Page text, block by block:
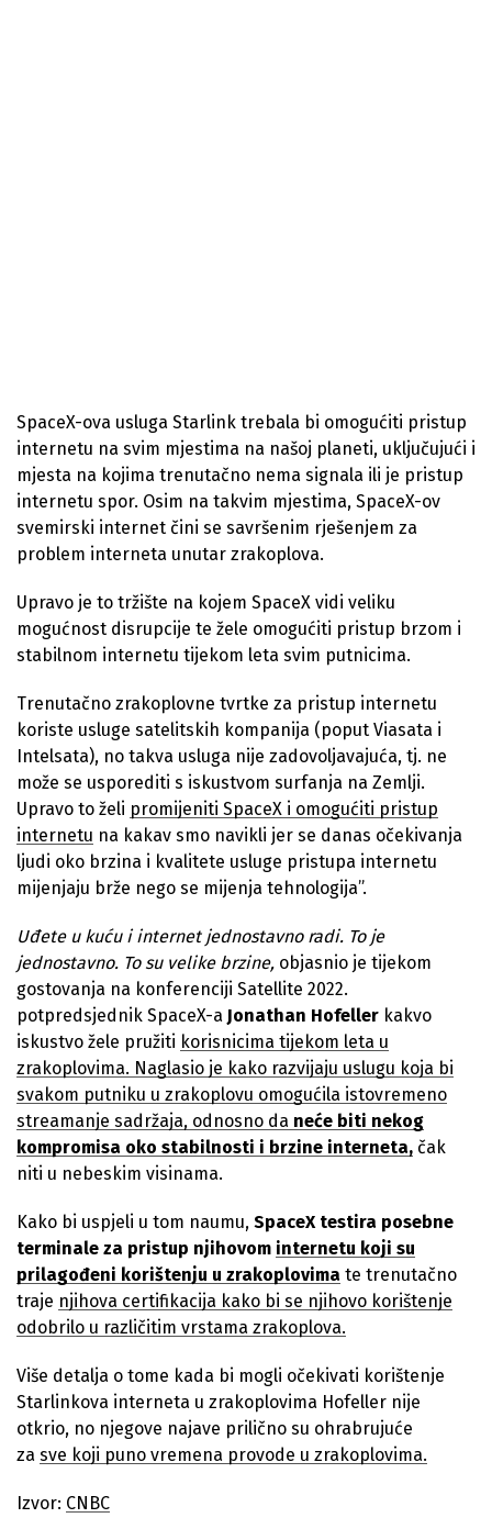
SpaceX-ova usluga Starlink trebala bi omogućiti pristup
internetu na svim mjestima na našoj planeti, uključujući i
mjesta na kojima trenutačno nema signala ili je pristup
internetu spor. Osim na takvim mjestima, SpaceX-ov
svemirski internet čini se savršenim rješenjem za
problem interneta unutar zrakoplova.
Upravo je to tržište na kojem SpaceX vidi veliku
mogućnost disrupcije te žele omogućiti pristup brzom i
stabilnom internetu tijekom leta svim putnicima.
Trenutačno zrakoplovne tvrtke za pristup internetu
koriste usluge satelitskih kompanija (poput Viasata i
Intelsata), no takva usluga nije zadovoljavajuća, tj. ne
može se usporediti s iskustvom surfanja na Zemlji.
Upravo to želi promijeniti SpaceX i omogućiti pristup
internetu na kakav smo navikli jer se danas očekivanja
ljudi oko brzina i kvalitete usluge pristupa internetu
mijenjaju brže nego se mijenja tehnologija”.
Uđete u kuću i internet jednostavno radi. To je
jednostavno. To su velike brzine, objasnio je tijekom
gostovanja na konferenciji Satellite 2022.
potpredsjednik SpaceX-a Jonathan Hofeller kakvo
iskustvo žele pružiti korisnicima tijekom leta u
zrakoplovima. Naglasio je kako razvijaju uslugu koja bi
svakom putniku u zrakoplovu omogućila istovremeno
streamanje sadržaja, odnosno da neće biti nekog
kompromisa oko stabilnosti i brzine interneta, čak
niti u nebeskim visinama.
Kako bi uspjeli u tom naumu, SpaceX testira posebne
terminale za pristup njihovom internetu koji su
prilagođeni korištenju u zrakoplovima te trenutačno
traje njihova certifikacija kako bi se njihovo korištenje
odobrilo u različitim vrstama zrakoplova.
Više detalja o tome kada bi mogli očekivati korištenje
Starlinkova interneta u zrakoplovima Hofeller nije
otkrio, no njegove najave prilično su ohrabrujuće
za sve koji puno vremena provode u zrakoplovima.
Izvor: CNBC